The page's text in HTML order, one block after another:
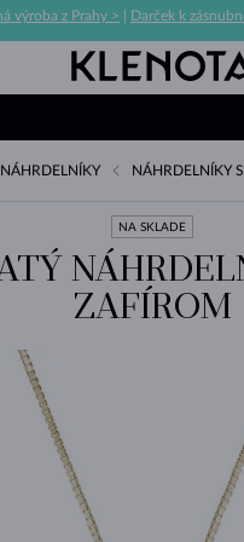
výroba z Prahy > Darček k
NÁHRDELNÍKY
NA SKLADE
ZAFÍROM